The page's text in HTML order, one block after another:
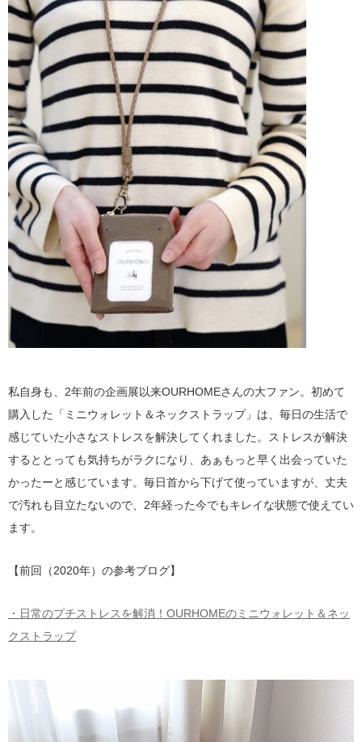
私自身も、2年前の企画展以来OURHOMEさんの大ファン。初めて
購入した「ミニウォレット＆ネックストラップ」は、毎日の生活で
感じていた小さなストレスを解決してくれました。ストレスが解決
するととっても気持ちがラクになり、あぁもっと早く出会っていた
かったーと感じています。毎日首から下げて使っていますが、丈夫
で汚れも目立たないので、2年経った今でもキレイな状態で使えてい
ます。
【前回（2020年）の参考ブログ】
・日常のプチストレスを解消！OURHOMEのミニウォレット＆ネッ
クストラップ